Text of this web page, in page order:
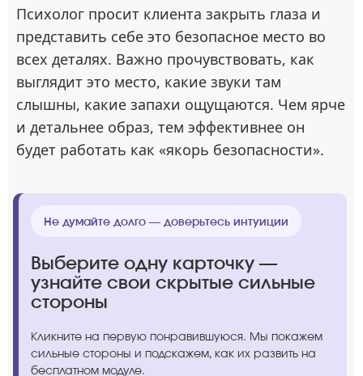
Психолог просит клиента закрыть глаза и
представить себе это безопасное место во
всех деталях. Важно прочувствовать, как
выглядит это место, какие звуки там
слышны, какие запахи ощущаются. Чем ярче
и детальнее образ, тем эффективнее он
будет работать как «якорь безопасности».
Не думайте долго — доверьтесь интуиции
Выберите одну карточку —
узнайте свои скрытые сильные
стороны
Кликните на первую понравившуюся. Мы покажем
сильные стороны и подскажем, как их развить на
бесплатном модуле.